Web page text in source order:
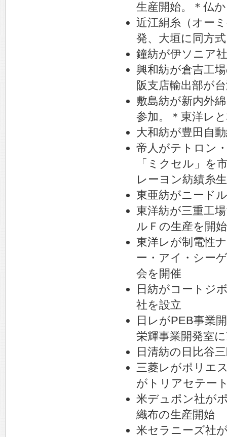
生産開始。＊仏
近江絹糸（オー
発、大垣に同方
鐘紡が伊ソニア
興和紡が倉吉工
阪支店輸出部が
敷島紡が新内外
参加。＊東洋レ
大和紡が豊田自
帝人がテトロン
「ミクセル」を
レーヨン紡績糸
東亜紡がニード
東洋紡が三重工
ルＦの生産を開始
東洋レが制電性
ー・アイ・シー
会を開催
日紡がコートジ
社を設立
日レがPEB事業
栄輝事業開発室
日清紡の日比谷
三菱レがポリエ
がトリアセテー
米デュポン社が
織布の生産開始
米セラニーズ社